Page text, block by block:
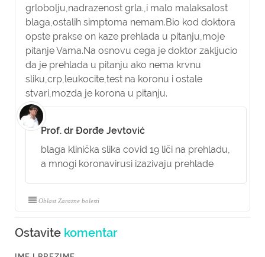
grlobolju,nadrazenost grla.,i malo malaksalost
blaga,ostalih simptoma nemam.Bio kod doktora
opste prakse on kaze prehlada u pitanju,moje
pitanje Vama.Na osnovu cega je doktor zakljucio
da je prehlada u pitanju ako nema krvnu
sliku,crp,leukocite,test na koronu i ostale
stvari,mozda je korona u pitanju.
Prof. dr Đorđe Jevtović
blaga klinička slika covid 19 liči na prehladu,
a mnogi koronavirusi izazivaju prehlade
Oblast Zarazne bolesti
Ostavite komentar